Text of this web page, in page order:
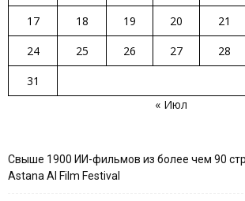
17
18 19 20 21
24
25 26 27 28
31
« Июл
Свыше 1900 ИИ-фильмов из более чем 90
Astana AI Film Festival